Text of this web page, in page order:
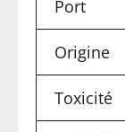
Port
Origine
Toxicité